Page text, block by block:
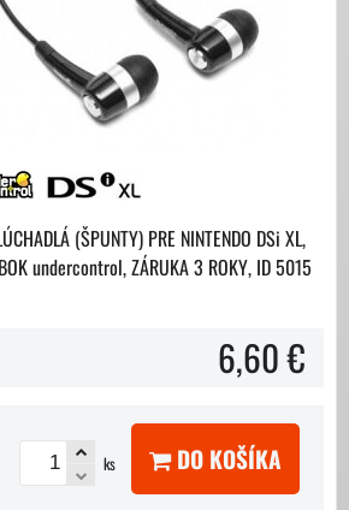
(ŠPUNTY) PRE NINTENDO DSi XL,
undercontrol, ZÁRUKA 3 ROKY, ID 5015
6,60 €
ks DO KOŠÍKA